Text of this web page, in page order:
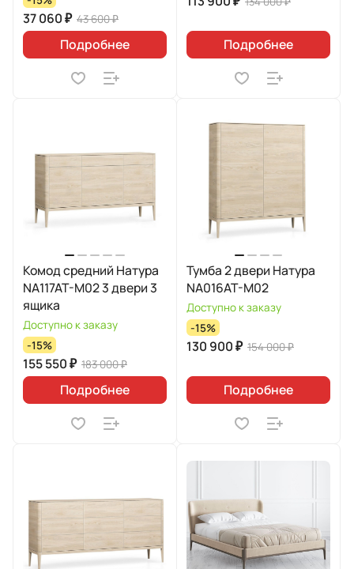
37 060 ₽ 43 600 ₽
Подробнее Подробнее
Комод средний Натура
NA117AT-M02 3 двери 3
ящика
Доступно к заказу
-15%
155 550 ₽ 183 000 ₽
Подробнее
Тумба 2 двери Натура
NA016AT-M02
Доступно к заказу
-15%
130 900 ₽ 154 000 ₽
Подробнее